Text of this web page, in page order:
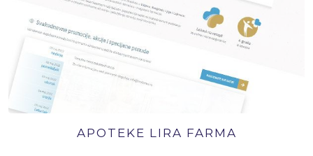
APOTEKE LIRA FARMA